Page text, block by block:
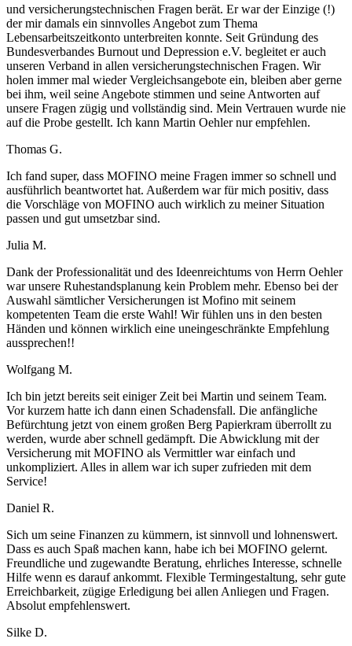
und versicherungstechnischen Fragen berät. Er war der Einzige (!)
der mir damals ein sinnvolles Angebot zum Thema
Lebensarbeitszeitkonto unterbreiten konnte. Seit Gründung des
Bundesverbandes Burnout und Depression e.V. begleitet er auch
unseren Verband in allen versicherungstechnischen Fragen. Wir
holen immer mal wieder Vergleichsangebote ein, bleiben aber gerne
bei ihm, weil seine Angebote stimmen und seine Antworten auf
unsere Fragen zügig und vollständig sind. Mein Vertrauen wurde nie
auf die Probe gestellt. Ich kann Martin Oehler nur empfehlen.
Thomas G.
Ich fand super, dass MOFINO meine Fragen immer so schnell und
ausführlich beantwortet hat. Außerdem war für mich positiv, dass
die Vorschläge von MOFINO auch wirklich zu meiner Situation
passen und gut umsetzbar sind.
Julia M.
Dank der Professionalität und des Ideenreichtums von Herrn Oehler
war unsere Ruhestandsplanung kein Problem mehr. Ebenso bei der
Auswahl sämtlicher Versicherungen ist Mofino mit seinem
kompetenten Team die erste Wahl! Wir fühlen uns in den besten
Händen und können wirklich eine uneingeschränkte Empfehlung
aussprechen!!
Wolfgang M.
Ich bin jetzt bereits seit einiger Zeit bei Martin und seinem Team.
Vor kurzem hatte ich dann einen Schadensfall. Die anfängliche
Befürchtung jetzt von einem großen Berg Papierkram überrollt zu
werden, wurde aber schnell gedämpft. Die Abwicklung mit der
Versicherung mit MOFINO als Vermittler war einfach und
unkompliziert. Alles in allem war ich super zufrieden mit dem
Service!
Daniel R.
Sich um seine Finanzen zu kümmern, ist sinnvoll und lohnenswert.
Dass es auch Spaß machen kann, habe ich bei MOFINO gelernt.
Freundliche und zugewandte Beratung, ehrliches Interesse, schnelle
Hilfe wenn es darauf ankommt. Flexible Termingestaltung, sehr gute
Erreichbarkeit, zügige Erledigung bei allen Anliegen und Fragen.
Absolut empfehlenswert.
Silke D.